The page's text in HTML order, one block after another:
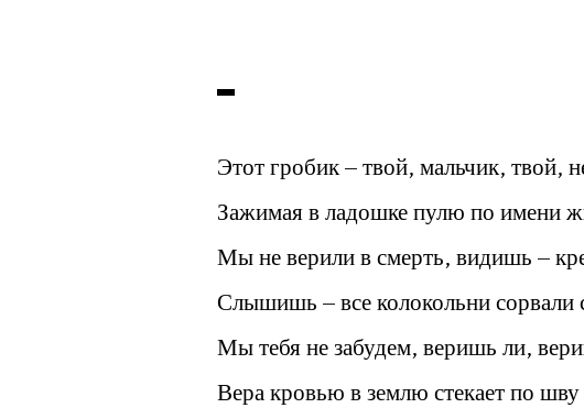
Этот гробик – твой, мальчик, твой,
Зажимая в ладошке пулю по имени
Мы не верили в смерть, видишь –
Слышишь – все колокольни сорвали
Мы тебя не забудем, веришь ли,
Вера кровью в землю стекает по шву